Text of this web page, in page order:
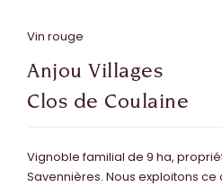
Vin rouge
Anjou Villages
Clos de Coulaine
Vignoble familial de 9 ha,
Savennières. Nous exploitons